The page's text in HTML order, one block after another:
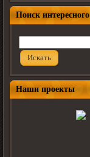
Поиск интересного
Искать
Наши проекты